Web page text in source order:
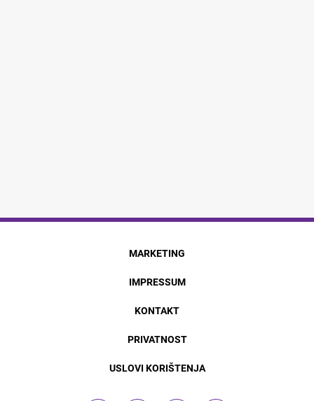
MARKETING
IMPRESSUM
KONTAKT
PRIVATNOST
USLOVI KORIŠTENJA